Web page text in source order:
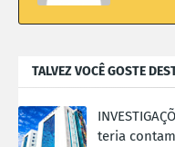
TALVEZ VOCÊ GOSTE
teria